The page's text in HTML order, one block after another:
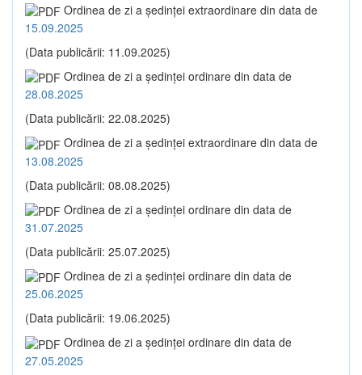
Ordinea de zi a şedinţei extraordinare din data de
15.09.2025
(Data publicării: 11.09.2025)
Ordinea de zi a şedinţei ordinare din data de
28.08.2025
(Data publicării: 22.08.2025)
Ordinea de zi a şedinţei extraordinare din data de
13.08.2025
(Data publicării: 08.08.2025)
Ordinea de zi a şedinţei ordinare din data de
31.07.2025
(Data publicării: 25.07.2025)
Ordinea de zi a şedinţei ordinare din data de
25.06.2025
(Data publicării: 19.06.2025)
Ordinea de zi a şedinţei ordinare din data de
27.05.2025